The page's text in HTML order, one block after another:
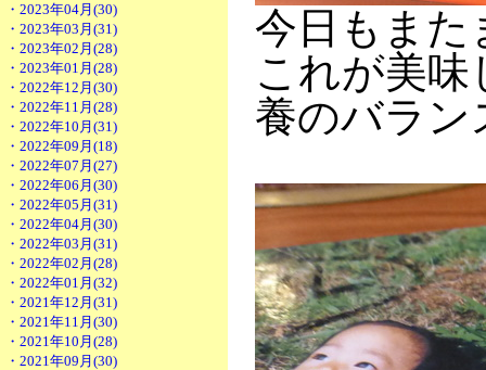
・2023年04月(30)
・2023年03月(31)
・2023年02月(28)
・2023年01月(28)
・2022年12月(30)
・2022年11月(28)
・2022年10月(31)
・2022年09月(18)
・2022年07月(27)
・2022年06月(30)
・2022年05月(31)
・2022年04月(30)
・2022年03月(31)
・2022年02月(28)
・2022年01月(32)
・2021年12月(31)
・2021年11月(30)
・2021年10月(28)
・2021年09月(30)
今日もま
これが美
養のバラン